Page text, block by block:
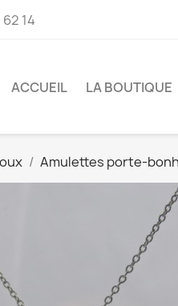
14
ACCUEIL LA BOUTIQUE
Amulettes porte-